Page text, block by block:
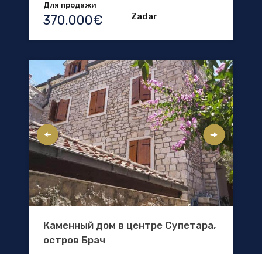
Для продажи
370.000€ Zadar
Каменный дом в центре Супетара,
остров Брач